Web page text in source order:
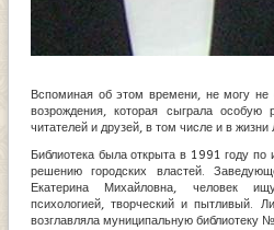
Вспоминая об этом времени, не могу не
возрождения, которая сыграла особую
читателей и друзей, в том числе и в
Библиотека была открыта в 1991 году по
решению городских властей.
Екатерина Михайловна, человек
психологией, творческий и пытливый.
возглавляла муниципальную библиотеку